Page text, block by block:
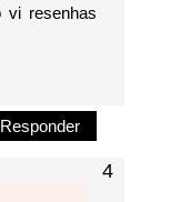
vi resenhas
Responder